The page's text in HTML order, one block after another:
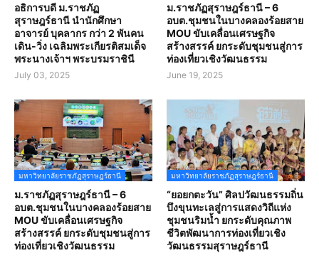
อธิการบดี ม.ราชภัฏ
สุราษฎร์ธานี นำนักศึกษา
อาจารย์ บุคลากร กว่า 2 พันคน
เดิน-วิ่ง เฉลิมพระเกียรติสมเด็จ
พระนางเจ้าฯ พระบรมราชินี
July 03, 2025
ม.ราชภัฏสุราษฎร์ธานี – 6
อบต.ชุมชนในบางคลองร้อยสาย
MOU ขับเคลื่อนเศรษฐกิจ
สร้างสรรค์ ยกระดับชุมชนสู่การ
ท่องเที่ยวเชิงวัฒนธรรม
June 19, 2025
มหาวิทยาลัยราชภัฏสุราษฎร์ธานี
ม.ราชภัฏสุราษฎร์ธานี – 6
อบต.ชุมชนในบางคลองร้อยสาย
MOU ขับเคลื่อนเศรษฐกิจ
สร้างสรรค์ ยกระดับชุมชนสู่การ
ท่องเที่ยวเชิงวัฒนธรรม
มหาวิทยาลัยราชภัฏสุราษฎร์ธานี
“ยอยกตะวัน” ศิลปวัฒนธรรมถิ่น
บึงขุนทะเลสู่การแสดงวิถีแห่ง
ชุมชนริมน้ำ ยกระดับคุณภาพ
ชีวิตพัฒนาการท่องเที่ยวเชิง
วัฒนธรรมสุราษฎร์ธานี